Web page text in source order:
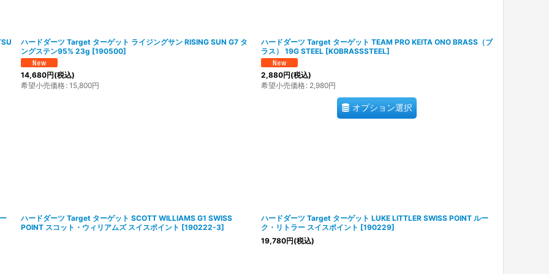
ハードダーツ Target ターゲット ライジングサン RISING SUN G7 タ
ングステン95% 23g [190500]
14,680円(税込)
希望小売価格: 15,800円
ハードダーツ Target ターゲット TEAM PRO KEITA ONO BRASS（ブ
ラス） 19G STEEL [KOBRASSSTEEL]
2,880円(税込)
希望小売価格: 2,980円
オプション選択
ハードダーツ Target ターゲット SCOTT WILLIAMS G1 SWISS
POINT スコット・ウィリアムズ スイスポイント [190222-3]
ハードダーツ Target ターゲット LUKE LITTLER SWISS POINT ルー
ク・リトラー スイスポイント [190229]
19,780円(税込)